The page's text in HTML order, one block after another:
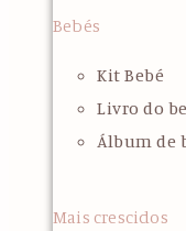
Bebés
Kit Bebé
Livro do
Álbum de
Mais crescidos